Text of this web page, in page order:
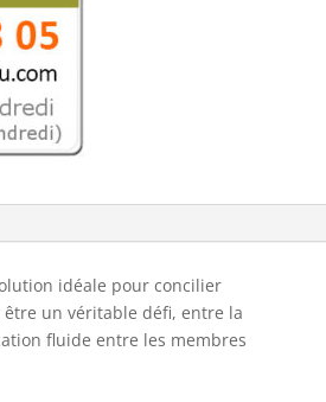
idéale pour concilier
un véritable défi, entre la
fluide entre les membres